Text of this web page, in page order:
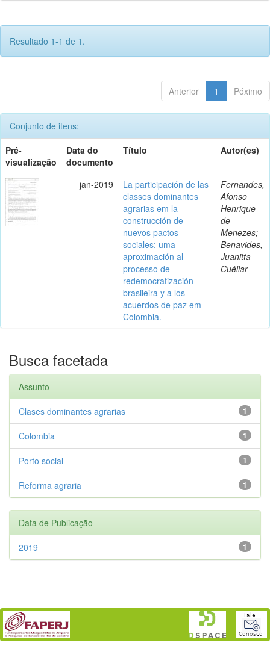
Resultado 1-1 de 1.
Anterior 1 Póximo
Conjunto de itens:
Pré-
visualização
Data do
documento
Título Autor(es)
jan-2019
La participación de las
classes dominantes
agrarias em la
construcción de
nuevos pactos
sociales: uma
aproximación al
processo de
redemocratización
brasileira y a los
acuerdos de paz em
Colombia.
Fernandes,
Afonso
Henrique
de
Menezes;
Benavides,
Juanitta
Cuéllar
Busca facetada
Assunto
1
Clases dominantes agrarias
1
Colombia
1
Porto social
1
Reforma agraria
Data de Publicação
1
2019